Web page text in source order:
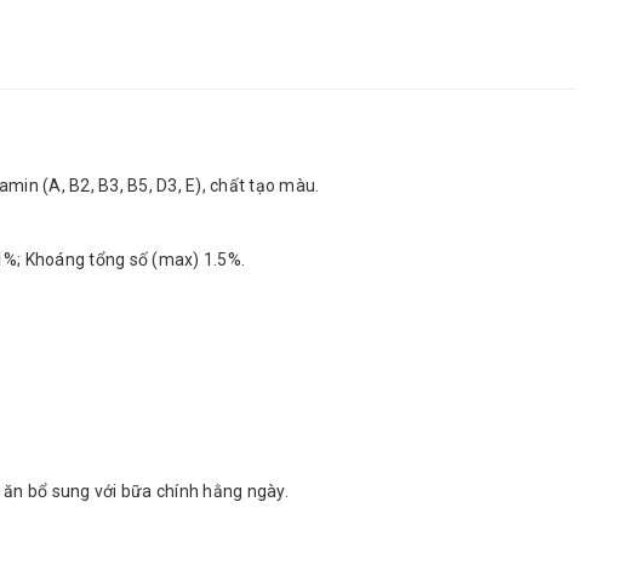
(A, B2, B3, B5, D3, E), chất tạo màu.
Khoáng tổng số (max) 1.5%.
bổ sung với bữa chính hằng ngày.